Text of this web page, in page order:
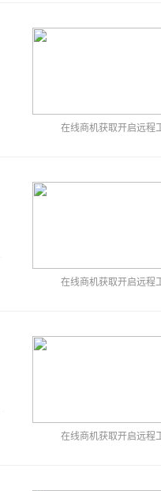
在线商机获取开启远程
在线商机获取开启远程
在线商机获取开启远程